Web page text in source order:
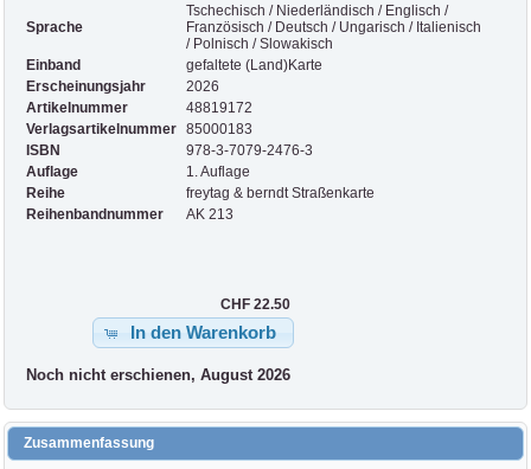
Sprache
Tschechisch / Niederländisch / Englisch /
Französisch / Deutsch / Ungarisch / Italienisch
/ Polnisch / Slowakisch
Einband
gefaltete (Land)Karte
Erscheinungsjahr
2026
Artikelnummer
48819172
Verlagsartikelnummer
85000183
ISBN
978-3-7079-2476-3
Auflage
1. Auflage
Reihe
freytag & berndt Straßenkarte
Reihenbandnummer
AK 213
CHF 22.50
In den Warenkorb
Noch nicht erschienen, August 2026
Zusammenfassung